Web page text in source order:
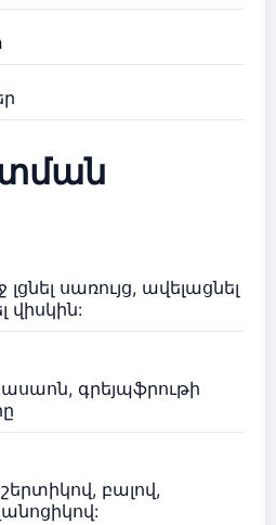
սառույց, ավելացնել
վիսկին:
գրեյպֆրութի
բալով,